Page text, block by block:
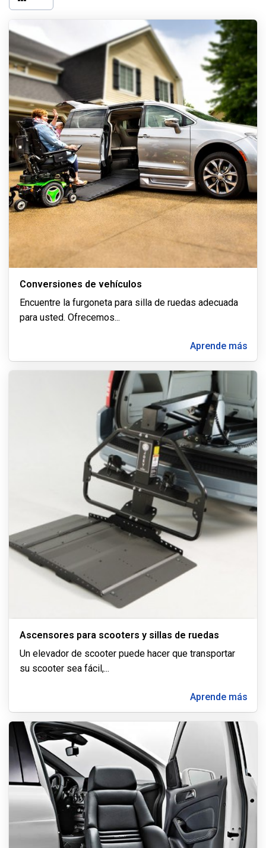
Conversiones de vehículos
Encuentre la furgoneta para silla de ruedas adecuada
para usted. Ofrecemos...
Aprende más
Ascensores para scooters y sillas de ruedas
Un elevador de scooter puede hacer que transportar
su scooter sea fácil,...
Aprende más